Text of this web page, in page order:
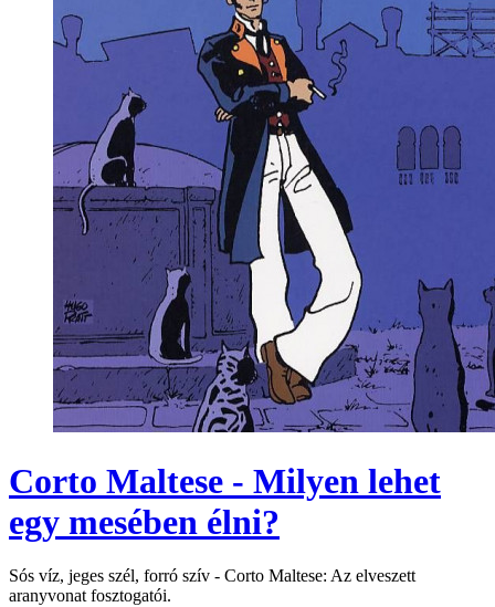
Corto Maltese - Milyen lehet
egy mesében élni?
Sós víz, jeges szél, forró szív - Corto Maltese: Az elveszett
aranyvonat fosztogatói.